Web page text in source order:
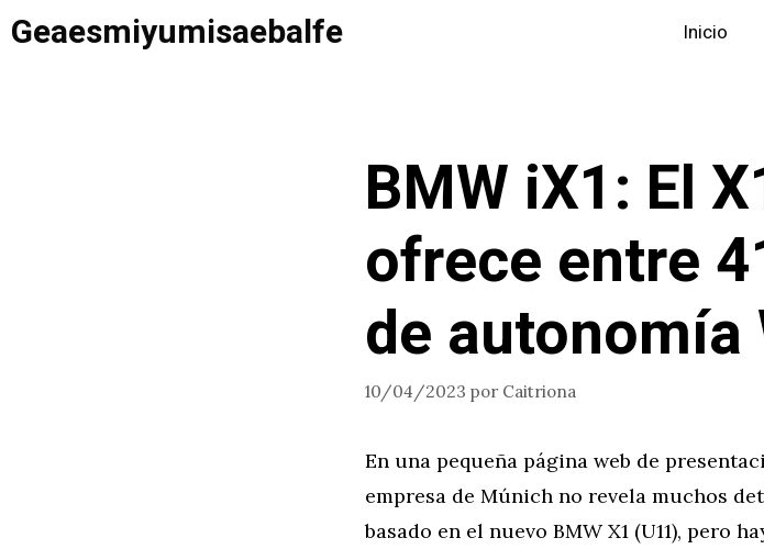
Saltar
Geaesmiyumisaebalfe Inicio
BMW iX1: El
ofrece entre
de autonomía
10/04/2023 por Caitriona
En una pequeña página web de
empresa de Múnich no revela muchos
basado en el nuevo BMW X1 (U11), pero